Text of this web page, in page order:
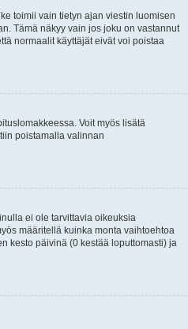
toimii vain tietyn ajan viestin luomisen
Tämä näkyy vain jos joku on vastannut
normaalit käyttäjät eivät voi poistaa
Voit myös lisätä
poistamalla valinnan
ei ole tarvittavia oikeuksia
määritellä kuinka monta vaihtoehtoa
kesto päivinä (0 kestää loputtomasti) ja